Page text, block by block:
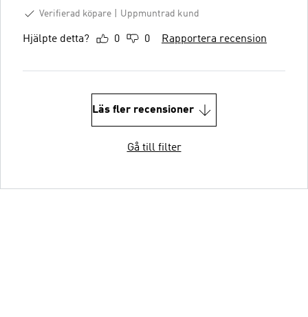
Verifierad köpare
Uppmuntrad kund
Hjälpte detta? 0 0 Rapportera recension
Läs fler recensioner
Gå till filter